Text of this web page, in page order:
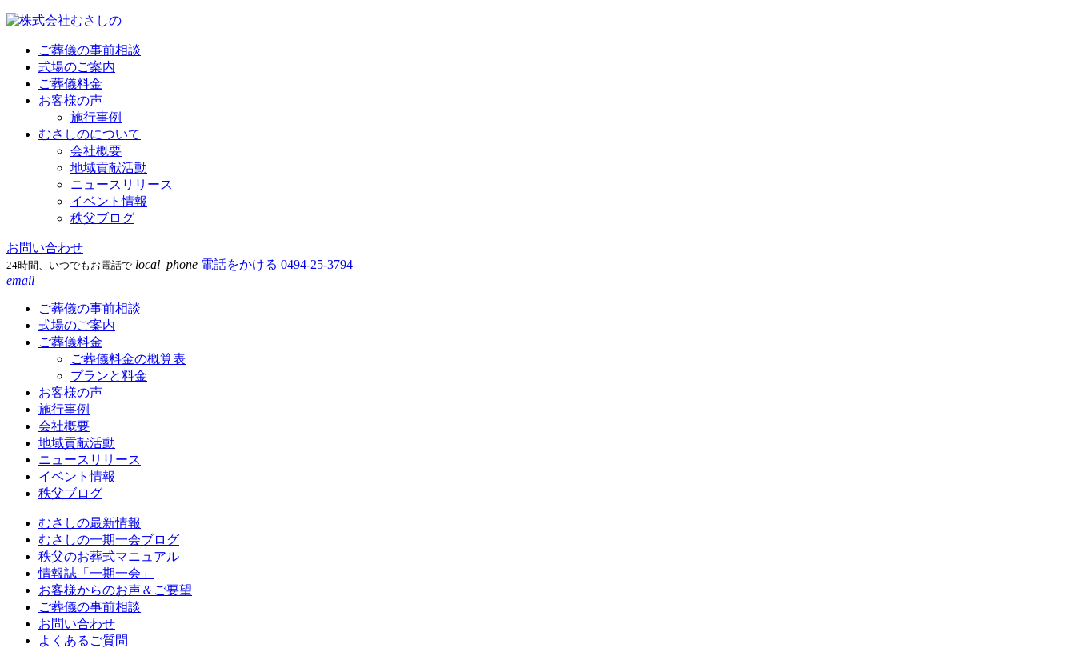
ご葬儀の事前相談
式場のご案内
ご葬儀料金
お客様の声
施行事例
むさしのについて
会社概要
地域貢献活動
ニュースリリース
イベント情報
秩父ブログ
お問い合わせ
24時間、いつでもお電話で local_phone 電話をかける 0494-25-3794
email
ご葬儀の事前相談
式場のご案内
ご葬儀料金
ご葬儀料金の概算表
プランと料金
お客様の声
施行事例
会社概要
地域貢献活動
ニュースリリース
イベント情報
秩父ブログ
むさしの最新情報
むさしの一期一会ブログ
秩父のお葬式マニュアル
情報誌「一期一会」
お客様からのお声＆ご要望
ご葬儀の事前相談
お問い合わせ
よくあるご質問